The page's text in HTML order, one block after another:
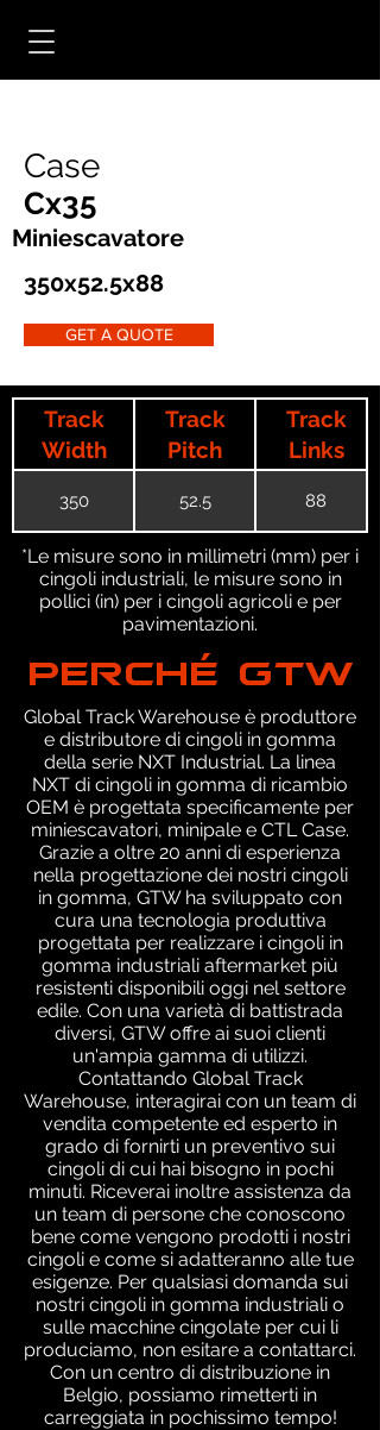
Case
Cx35
Miniescavatore
350x52.5x88
GET A QUOTE
Track
Width
Track
Pitch
Track
Links
350 52.5 88
*Le misure sono in millimetri (mm) per i
cingoli industriali, le misure sono in
pollici (in) per i cingoli agricoli e per
pavimentazioni.
PERCHÉ GTW
Global Track Warehouse è produttore
e distributore di cingoli in gomma
della serie NXT Industrial. La linea
NXT di cingoli in gomma di ricambio
OEM è progettata specificamente per
miniescavatori, minipale e CTL Case.
Grazie a oltre 20 anni di esperienza
nella progettazione dei nostri cingoli
in gomma, GTW ha sviluppato con
cura una tecnologia produttiva
progettata per realizzare i cingoli in
gomma industriali aftermarket più
resistenti disponibili oggi nel settore
edile. Con una varietà di battistrada
diversi, GTW offre ai suoi clienti
un'ampia gamma di utilizzi.
Contattando Global Track
Warehouse, interagirai con un team di
vendita competente ed esperto in
grado di fornirti un preventivo sui
cingoli di cui hai bisogno in pochi
minuti. Riceverai inoltre assistenza da
un team di persone che conoscono
bene come vengono prodotti i nostri
cingoli e come si adatteranno alle tue
esigenze. Per qualsiasi domanda sui
nostri cingoli in gomma industriali o
sulle macchine cingolate per cui li
produciamo, non esitare a contattarci.
Con un centro di distribuzione in
Belgio, possiamo rimetterti in
carreggiata in pochissimo tempo!